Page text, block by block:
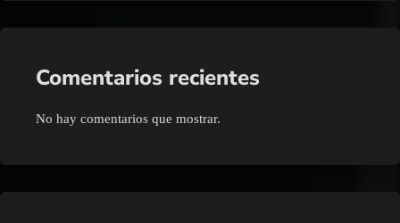
Comentarios recientes
No hay comentarios que mostrar.